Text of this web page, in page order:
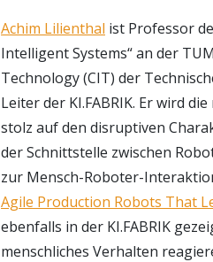
Achim Lilienthal ist Professor
Intelligent Systems“ an der
Technology (CIT) der
Leiter der KI.FABRIK. Er wird
stolz auf den disruptiven
der Schnittstelle zwischen
zur Mensch-Roboter-
Agile Production Robots That
ebenfalls in der KI.FABRIK
menschliches Verhalten